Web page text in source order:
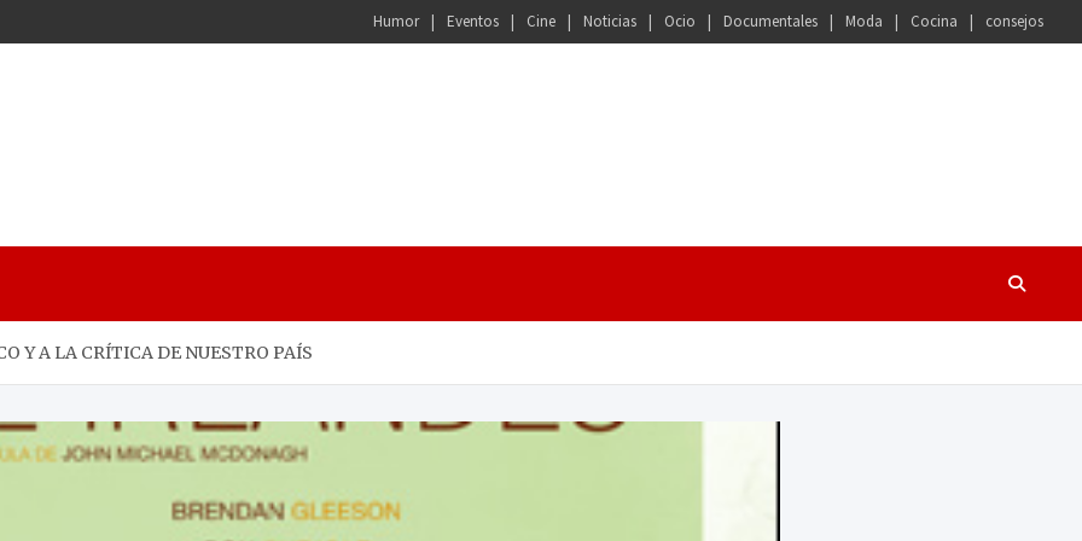
Humor Eventos Cine Noticias Ocio Documentales Moda Cocina consejos
Y A LA CRÍTICA DE NUESTRO PAÍS